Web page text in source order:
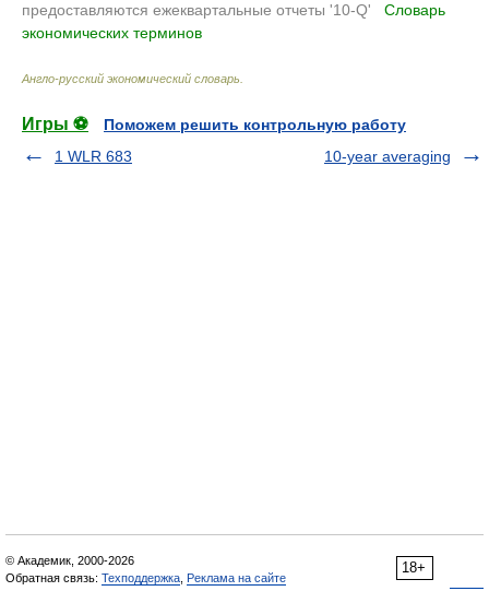
предоставляются ежеквартальные отчеты '10-Q'
Словарь
экономических терминов
Англо-русский экономический словарь
Игры ⚽
Поможем решить контрольную работу
1 WLR 683
10-year averaging
18+
© Академик, 2000-2026
Обратная связь: Техподдержка Реклама на сайте